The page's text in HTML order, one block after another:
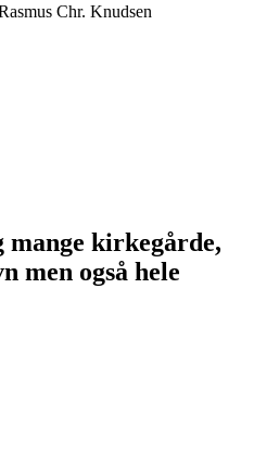
Chr. Knudsen
kirkegårde,
men også hele